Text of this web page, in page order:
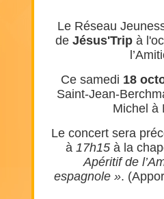
Le Réseau
deJésus'Tripà
Ce samedi 18
Saint-Jean-
Michel à
Le concert sera
à 17h15à la
Apéritif de
espagnole ».